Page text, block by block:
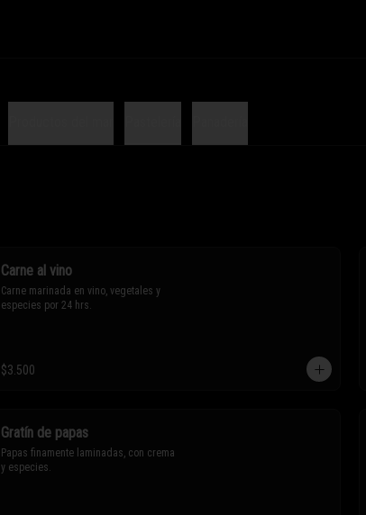
Carne al vino
Carne marinada en vino, vegetales y
especies por 24 hrs.
$3.500
Gratín de papas
Papas finamente laminadas, con crema
y especies.